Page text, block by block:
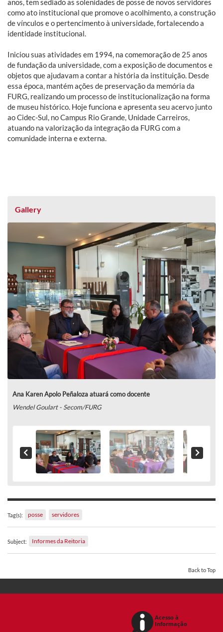
anos, tem sediado as solenidades de posse de novos servidores
como ato institucional que promove o acolhimento, a construção
de vínculos e o pertencimento à universidade, fortalecendo a
identidade institucional.
Iniciou suas atividades em 1994, na comemoração de 25 anos
de fundação da universidade, com a exposição de documentos e
objetos que ajudavam a contar a história da instituição. Desde
essa época, mantém ações de preservação da memória da
FURG, realizando um processo de institucionalização na forma
de museu histórico. Hoje funciona e apresenta seu acervo junto
ao Cidec-Sul, no Campus Rio Grande, Unidade Carreiros,
atuando na valorização da integração da FURG com a
comunidade interna e externa.
Gallery
Ana Karen Apolo Peñaloza atuará como docente
Wendel Goulart - Secom/FURG
Tag(s): posse servidores
Subject: Informes da Reitoria
Back to Top